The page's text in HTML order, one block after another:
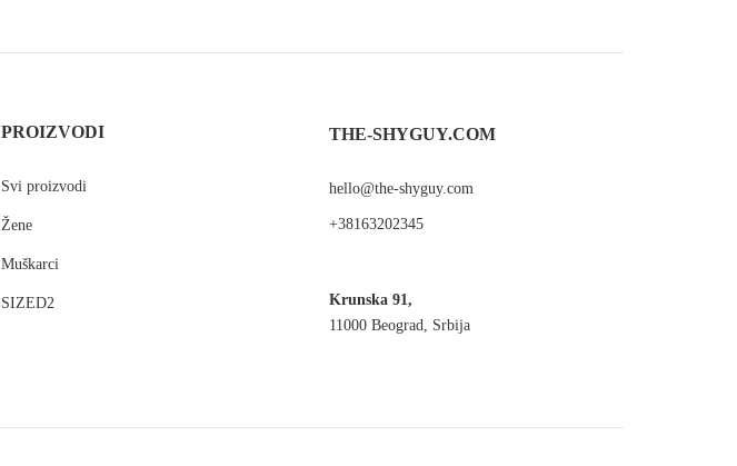
PROIZVODI
Svi proizvodi
Žene
Muškarci
SIZED2
THE-SHYGUY.COM
hello@the-shyguy.com
+38163202345
Krunska 91,
11000 Beograd, Srbija